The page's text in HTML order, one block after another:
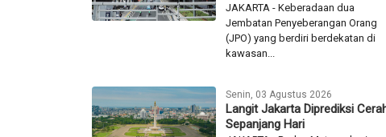
JAKARTA - Keberadaan dua
Jembatan Penyeberangan Orang
(JPO) yang berdiri berdekatan di
kawasan...
Senin, 03 Agustus 2026
Langit Jakarta Diprediksi
Sepanjang Hari